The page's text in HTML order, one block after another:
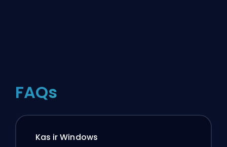
FAQs
Kas ir Windows